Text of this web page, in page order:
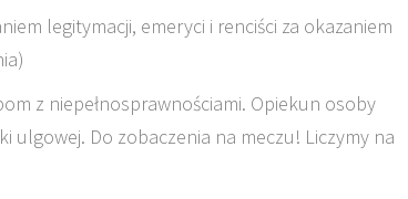
legitymacji, emeryci i renciści za okazaniem
z niepełnosprawnościami. Opiekun osoby
ulgowej. Do zobaczenia na meczu! Liczymy na